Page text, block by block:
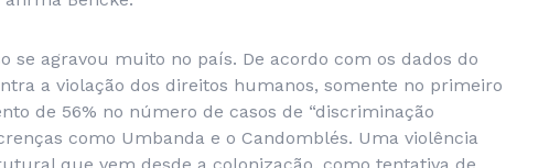
se agravou muito no país. De acordo com os dados do
a violação dos direitos humanos, somente no primeiro
de 56% no número de casos de “discriminação
como Umbanda e o Candomblés. Uma violência
que vem desde a colonização, como tentativa de